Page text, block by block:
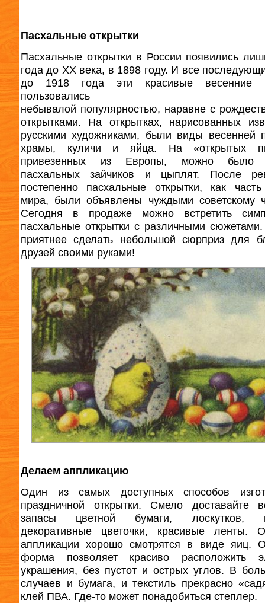
Пасхальные открытки
Пасхальные открытки в России появились
года до XX века, в 1898 году. И все
до 1918 года эти красивые весенние
пользовались
небывалой популярностью, наравне с
открытками. На открытках, нарисованных
русскими художниками, были виды весенней
храмы, куличи и яйца. На «открытых
привезенных из Европы, можно было
пасхальных зайчиков и цыплят. После
постепенно пасхальные открытки, как часть
мира, были объявлены чуждыми советскому
Сегодня в продаже можно встретить
пасхальные открытки с различными
приятнее сделать небольшой сюрприз для
друзей своими руками!
Делаем аппликацию
Один из самых доступных способов
праздничной открытки. Смело доставайте
запасы цветной бумаги, лоскутков,
декоративные цветочки, красивые ленты.
аппликации хорошо смотрятся в виде яиц.
форма позволяет красиво расположить
украшения, без пустот и острых углов. В
случаев и бумага, и текстиль прекрасно
клей ПВА. Где-то может понадобиться степлер.